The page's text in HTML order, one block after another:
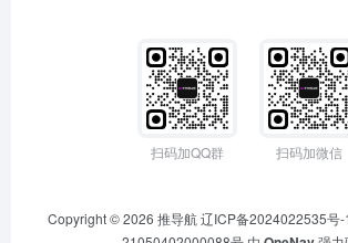
扫码加QQ群 扫码加微信
Copyright © 2026 推导航 辽ICP备2024022535号-